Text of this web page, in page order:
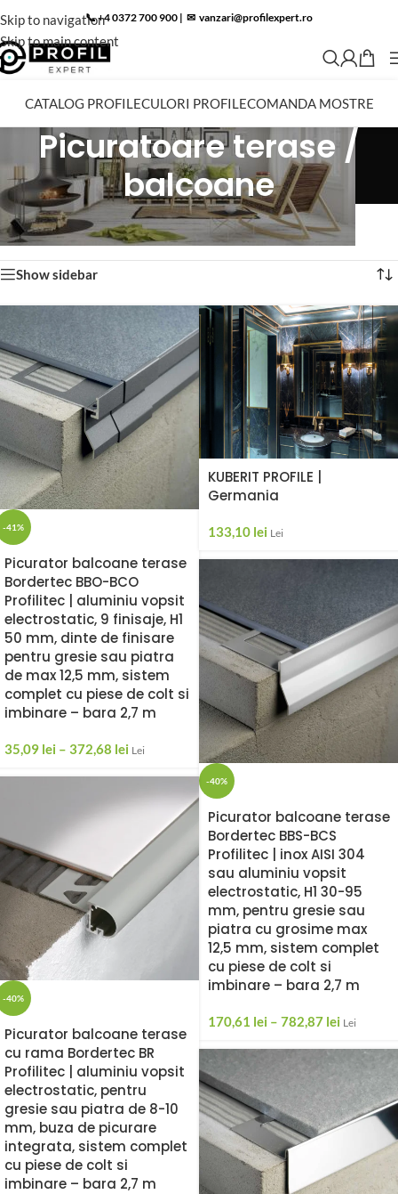
Skip to navigation
Skip to main content
📞 +4 0372 700 900 | ✉︎ vanzari@profilexpert.ro
CATALOG PROFILECULORI PROFILECOMANDA MOSTRE
Picuratoare terase /
balcoane
Home»Magazin
Picuratoare terase / balcoane
Afișez toate cele 26 de rezultate
Show sidebar
-41%
Picurator balcoane terase
Bordertec BBO-BCO
Profilitec | aluminiu vopsit
electrostatic, 9 finisaje, H1
50 mm, dinte de finisare
pentru gresie sau piatra
de max 12,5 mm, sistem
complet cu piese de colt si
imbinare – bara 2,7 m
35,09 lei – 372,68 lei Lei
KUBERIT PROFILE |
Germania
133,10 lei Lei
-40%
Picurator balcoane terase
Bordertec BBS-BCS
Profilitec | inox AISI 304
sau aluminiu vopsit
electrostatic, H1 30-95
mm, pentru gresie sau
piatra cu grosime max
12,5 mm, sistem complet
cu piese de colt si
imbinare – bara 2,7 m
170,61 lei – 782,87 lei Lei
-40%
Picurator balcoane terase
cu rama Bordertec BR
Profilitec | aluminiu vopsit
electrostatic, pentru
gresie sau piatra de 8-10
mm, buza de picurare
integrata, sistem complet
cu piese de colt si
imbinare – bara 2,7 m